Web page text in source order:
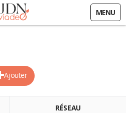
MENU
Ajouter
RÉSEAU